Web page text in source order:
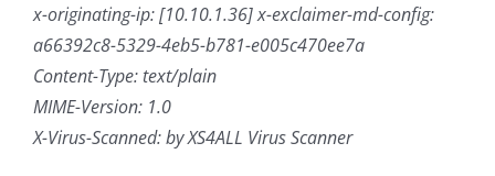
x-originating-ip: [10.10.1.36] x-exclaimer-md-config:
a66392c8-5329-4eb5-b781-e005c470ee7a
Content-Type: text/plain
MIME-Version: 1.0
X-Virus-Scanned: by XS4ALL Virus Scanner